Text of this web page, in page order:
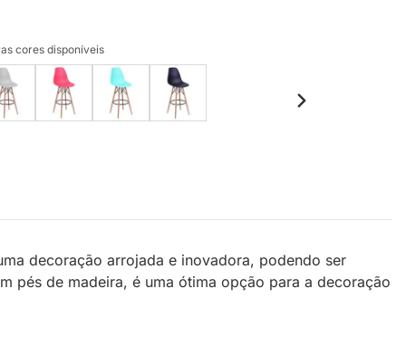
cores disponíveis
decoração arrojada e inovadora, podendo ser
pés de madeira, é uma ótima opção para a decoração